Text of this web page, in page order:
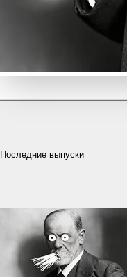
Последние выпуски